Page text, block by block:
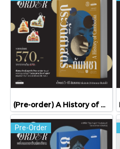
(Pre-order) A History of Cambodia ประวัติศาสตร์กัมพูชา (ฉบับปรับปรุงใหม่) / David Chandler / มติชน
Pre-Order